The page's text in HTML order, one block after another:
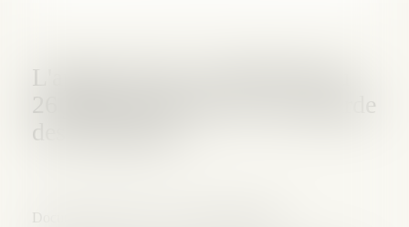
L'apport de la Loi 2005-845 du
des entreprises
Document mise à jour au 5 décembre 2008